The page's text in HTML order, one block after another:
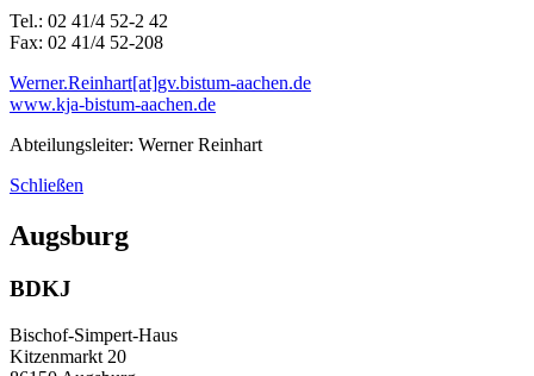
Tel.: 02 41/4 52-2 42
Fax: 02 41/4 52-208
Werner.Reinhart[at]gv.bistum-aachen.de
www.kja-bistum-aachen.de
Abteilungsleiter: Werner Reinhart
Schließen
Augsburg
BDKJ
Bischof-Simpert-Haus
Kitzenmarkt 20